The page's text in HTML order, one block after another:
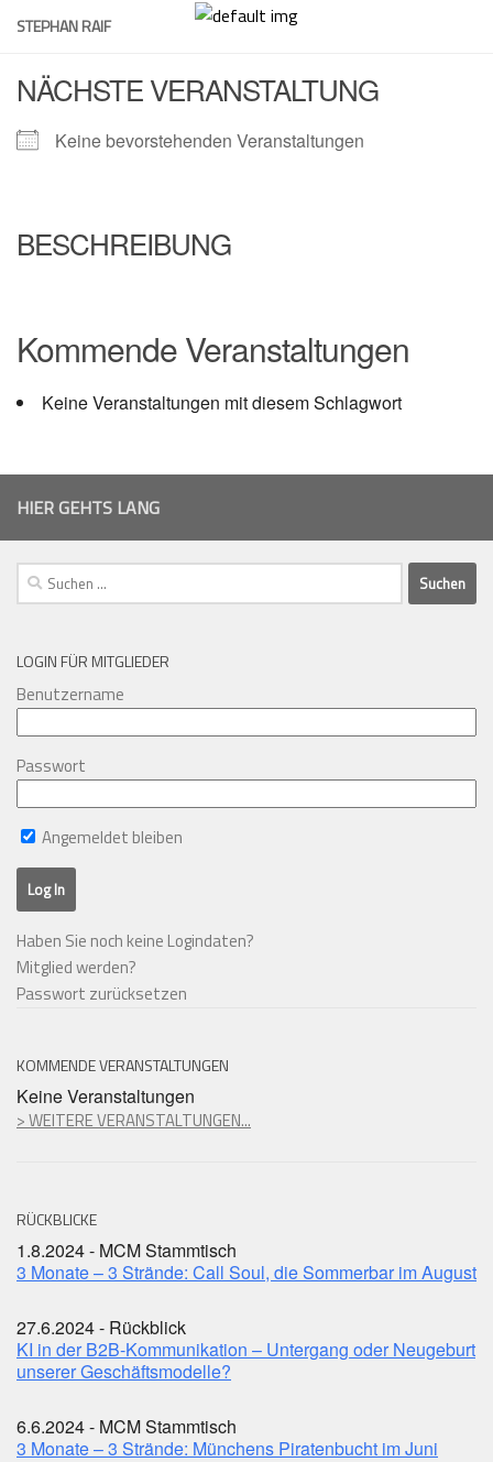
Skip
STEPHAN RAIF
NÄCHSTE VERANSTALTUNG
Keine bevorstehenden Veranstaltungen
BESCHREIBUNG
Kommende Veranstaltungen
Keine Veranstaltungen mit diesem Schlagwort
HIER GEHTS LANG
Suchen
nach:
LOGIN FÜR MITGLIEDER
Benutzername
Passwort
Angemeldet bleiben
Haben Sie noch keine Logindaten?
Mitglied werden?
Passwort zurücksetzen
KOMMENDE VERANSTALTUNGEN
Keine Veranstaltungen
> WEITERE VERANSTALTUNGEN...
RÜCKBLICKE
1.8.2024 - MCM Stammtisch
3 Monate – 3 Strände: Call Soul, die Sommerbar im August
27.6.2024 - Rückblick
KI in der B2B-Kommunikation – Untergang oder Neugeburt
unserer Geschäftsmodelle?
6.6.2024 - MCM Stammtisch
3 Monate – 3 Strände: Münchens Piratenbucht im Juni